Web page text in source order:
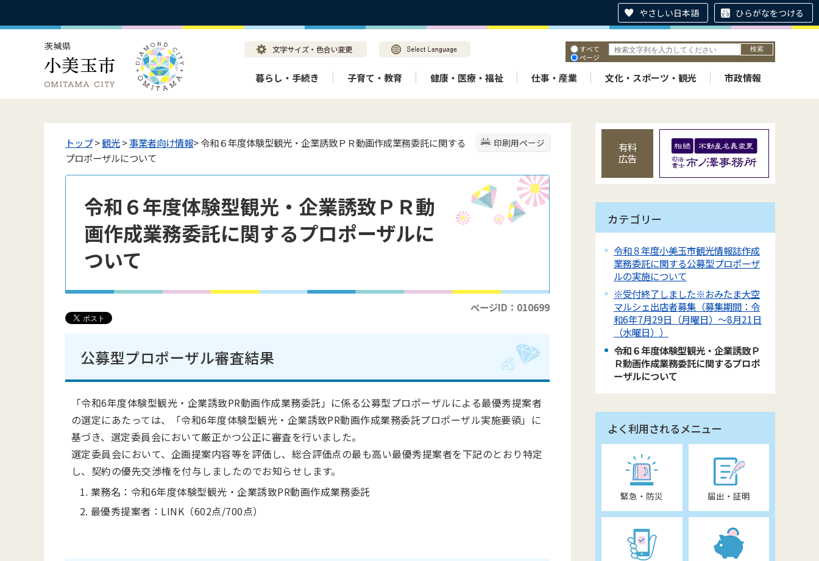
やさしい日本語 ひらがなをつける
すべて
ページ
暮らし・手続き 子育て・教育 健康・医療・福祉 仕事・産業 文化・スポーツ・観光 市政情報
印刷用ページ
トップ>観光>事業者向け情報> 令和６年度体験型観光・企業誘致ＰＲ動画作成業務委託に関する
プロポーザルについて
令和６年度体験型観光・企業誘致ＰＲ動
画作成業務委託に関するプロポーザルに
ついて
ページID：010699
公募型プロポーザル審査結果
「令和6年度体験型観光・企業誘致PR動画作成業務委託 」に係る公募型プロポーザルによる最優秀提案者
の選定にあたっては、「令和6年度体験型観光・企業誘致PR動画作成業務委託プロポーザル実施要領」に
基づき、選定委員会において厳正かつ公正に審査を行いました。
選定委員会において、企画提案内容等を評価し、総合評価点の最も高い最優秀提案者を下記のとおり特定
し、契約の優先交渉権を付与しましたのでお知らせします。
業務名： 令和6年度体験型観光・企業誘致PR動画作成業務委託
最優秀提案者： LINK （602点/700点）
有料
広告
カテゴリー
令和８年度小美玉市観光情報誌作成
業務委託に関する公募型プロポーザ
ルの実施について
※受付終了しました※おみたま大空
マルシェ出店者募集（募集期間：令
和6年7月29日（月曜日）～8月21日
（水曜日））
令和６年度体験型観光・企業誘致Ｐ
Ｒ動画作成業務委託に関するプロポ
ーザルについて
よく利用されるメニュー
緊急・防災 届出・証明